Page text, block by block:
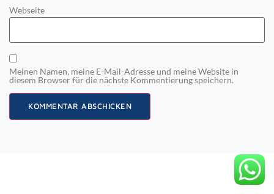
Webseite
Meinen Namen, meine E-Mail-Adresse und meine Website in
diesem Browser für die nächste Kommentierung speichern.